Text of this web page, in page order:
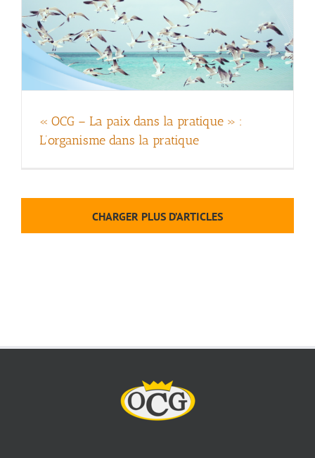
« OCG – La paix dans la pratique » :
L’organisme dans la pratique
CHARGER PLUS D’ARTICLES